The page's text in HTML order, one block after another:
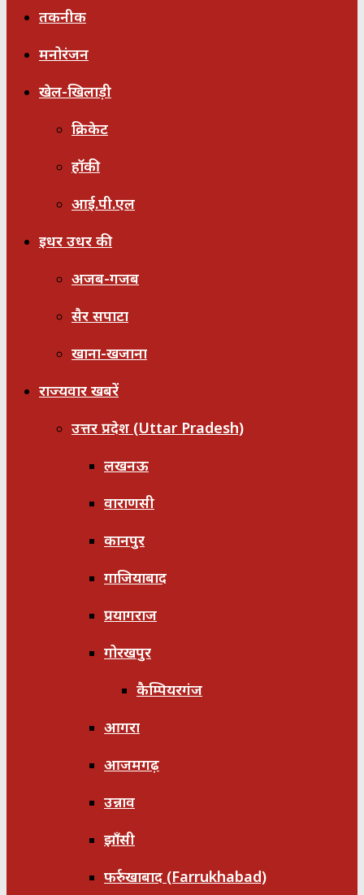
तकनीक
मनोरंजन
खेल-खिलाड़ी
क्रिकेट
हॉकी
आई.पी.एल
इधर उधर की
अजब-गजब
सैर सपाटा
खाना-खजाना
राज्यवार खबरें
उत्तर प्रदेश (Uttar Pradesh)
लखनऊ
वाराणसी
कानपुर
गाजियाबाद
प्रयागराज
गोरखपुर
कैम्पियरगंज
आगरा
आजमगढ़
उन्नाव
झाँसी
फर्रुखाबाद (Farrukhabad)